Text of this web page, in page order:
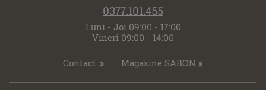
0377.101.455
Luni - Joi 09:00 - 17:00
Vineri 09:00 - 14:00
Contact Magazine SABON